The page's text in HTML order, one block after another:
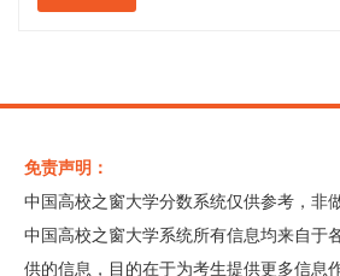
免责声明：
中国高校之窗大学分数系统仅供参考，非
中国高校之窗大学系统所有信息均来自于
供的信息，目的在于为考生提供更多信息